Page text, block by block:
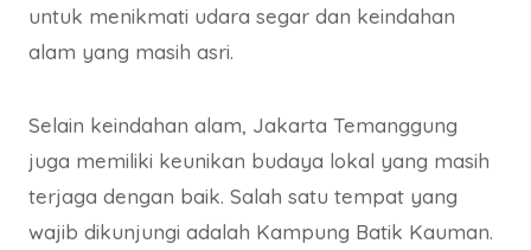
untuk menikmati udara segar dan keindahan
alam yang masih asri.
Selain keindahan alam, Jakarta Temanggung
juga memiliki keunikan budaya lokal yang masih
terjaga dengan baik. Salah satu tempat yang
wajib dikunjungi adalah Kampung Batik Kauman.